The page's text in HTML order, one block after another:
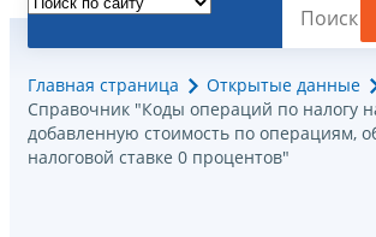
Главная страница
Открытые данные
Справочник "Коды операций по налогу
добавленную стоимость по операциям,
налоговой ставке 0 процентов"